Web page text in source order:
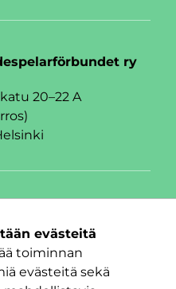
evästeitä
toiminnan
evästeitä sekä
ry
20–22 A
TwitterInstagram